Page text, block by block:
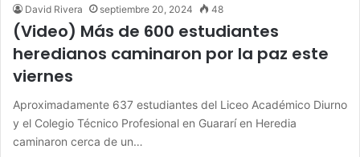
David Rivera septiembre 20, 2024 48
(Video) Más de 600 estudiantes
heredianos caminaron por la paz este
viernes
Aproximadamente 637 estudiantes del Liceo Académico Diurno
y el Colegio Técnico Profesional en Guararí en Heredia
caminaron cerca de un…